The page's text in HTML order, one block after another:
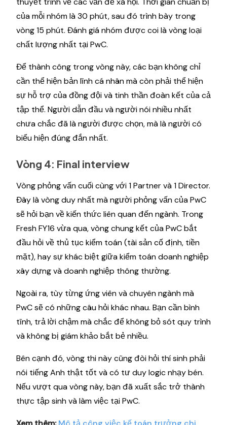
của mỗi nhóm là 30 phút, sau đó trình bày trong
vòng 15 phút. Đánh giá nhóm được coi là vòng loại
chất lượng nhất tại PwC.
Để thành công trong vòng này, các bạn không chỉ
cần thể hiện bản lĩnh cá nhân mà còn phải thể hiện
sự hỗ trợ của đồng đội và tinh thần đoàn kết của cả
tập thể. Người dẫn đầu và người nói nhiều nhất
chưa chắc đã là người được chọn, mà là người có
biểu hiện đúng đắn nhất.
Vòng 4: Final interview
Vòng phỏng vấn cuối cùng với 1 Partner và 1 Director.
Đây là vòng duy nhất mà người phỏng vấn của PwC
sẽ hỏi bạn về kiến thức liên quan đến ngành. Trong
Fresh FY16 vừa qua, vòng chung kết của PwC bắt
đầu hỏi về thủ tục kiểm toán (tài sản cố định, tiền
mặt), hay sự khác biệt giữa kiểm toán doanh nghiệp
xây dựng và doanh nghiệp thông thường.
Ngoài ra, tùy từng ứng viên và chuyên ngành mà
PwC sẽ có những câu hỏi khác nhau. Bạn cần bình
tĩnh, trả lời chậm mà chắc để không bỏ sót quy trình
và không bị giám khảo bắt bẻ nhiều.
Bên cạnh đó, vòng thi này cũng đòi hỏi thí sinh phải
nói tiếng Anh thật tốt và có tư duy logic nhạy bén.
Nếu vượt qua vòng này, bạn đã xuất sắc trở thành
thực tập sinh và làm việc tại PwC.